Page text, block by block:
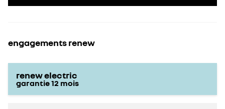
engagements renew
renew electric
garantie12 mois